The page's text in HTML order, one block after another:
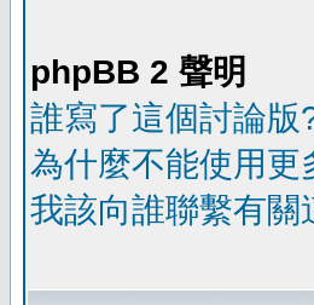
phpBB 2 聲明
誰寫了這個討論版
為什麼不能使用更
我該向誰聯繫有